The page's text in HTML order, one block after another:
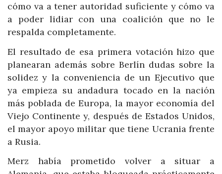
cómo va a tener autoridad suficiente y cómo va
a poder lidiar con una coalición que no le
respalda completamente.
El resultado de esa primera votación hizo que
planearan además sobre Berlín dudas sobre la
solidez y la conveniencia de un Ejecutivo que
ya empieza su andadura tocado en la nación
más poblada de Europa, la mayor economía del
Viejo Continente y, después de Estados Unidos,
el mayor apoyo militar que tiene Ucrania frente
a Rusia.
Merz había prometido volver a situar a